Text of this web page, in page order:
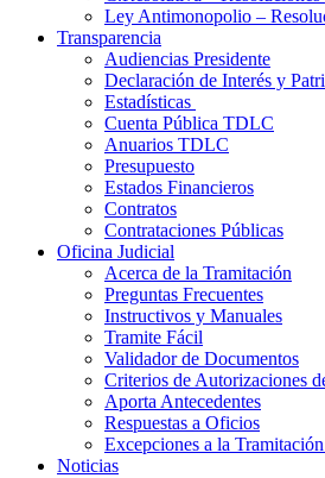
Ley Antimonopolio –
Transparencia
Audiencias Presidente
Declaración de Interés y
Estadísticas
Cuenta Pública TDLC
Anuarios TDLC
Presupuesto
Estados Financieros
Contratos
Contrataciones Públicas
Oficina Judicial
Acerca de la Tramitación
Preguntas Frecuentes
Instructivos y Manuales
Tramite Fácil
Validador de Documentos
Criterios de Autorizaciones
Aporta Antecedentes
Respuestas a Oficios
Excepciones a la
Noticias